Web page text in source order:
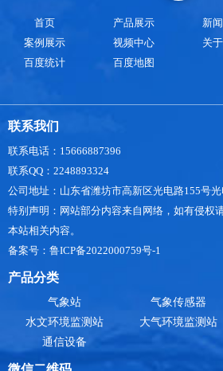
象的影响都有可能导致一些不好的事情发
防爆气象站的作用就会格外重要。罐区防
首页 产品展示 新
案例展示
视频中心 关
百度统计
百度地图
联系我们
联系电话：15666887396
联系QQ：2248893324
公司地址：山东省潍坊市高新区光电路155号
特别声明：网站部分内容来自网络，如有侵权
本站相关内容。
备案号：鲁ICP备2022000759号-1
产品分类
气象站 气象传感器
水文环境监测站
大气环境监测站
通信设备